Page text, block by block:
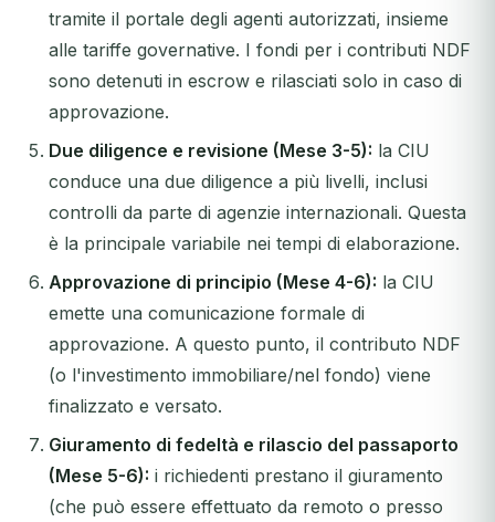
tramite il portale degli agenti autorizzati, insieme
alle tariffe governative. I fondi per i contributi NDF
sono detenuti in escrow e rilasciati solo in caso di
approvazione.
Due diligence e revisione (Mese 3-5): la CIU
conduce una due diligence a più livelli, inclusi
controlli da parte di agenzie internazionali. Questa
è la principale variabile nei tempi di elaborazione.
Approvazione di principio (Mese 4-6): la CIU
emette una comunicazione formale di
approvazione. A questo punto, il contributo NDF
(o l'investimento immobiliare/nel fondo) viene
finalizzato e versato.
Giuramento di fedeltà e rilascio del passaporto
(Mese 5-6): i richiedenti prestano il giuramento
(che può essere effettuato da remoto o presso